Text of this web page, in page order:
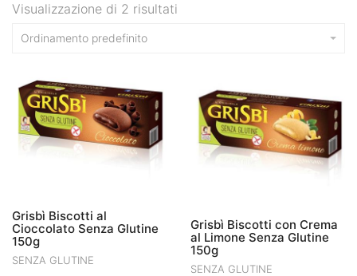
Visualizzazione di 2 risultati
Ordinamento predefinito
Grisbì Biscotti al
Cioccolato Senza Glutine
150g
SENZA GLUTINE
Grisbì Biscotti con Crema
al Limone Senza Glutine
150g
SENZA GLUTINE